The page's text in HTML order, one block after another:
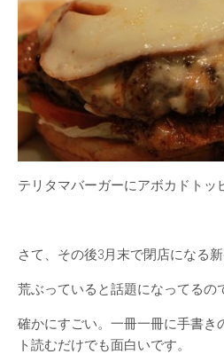
テリタマバーガーにアボカドト
さて、その後3月末で閉店になる
荒ぶっていると話題になってるの
確かにすごい。一冊一冊に手書き
ト読むだけでも面白いです。